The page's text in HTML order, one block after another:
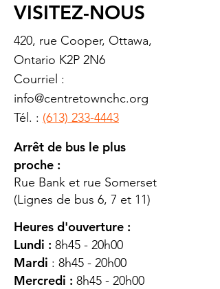
VISITEZ-NOUS
420, rue Cooper, Ottawa,
Ontario K2P 2N6
Courriel :
info@centretownchc.org
Tél. : (613) 233-4443
Arrêt de bus le plus
proche :
Rue Bank et rue Somerset
(Lignes de bus 6, 7 et 11)
Heures d'ouverture :
Lundi : 8h45 - 20h00
Mardi : 8h45 - 20h00
Mercredi : 8h45 - 20h00